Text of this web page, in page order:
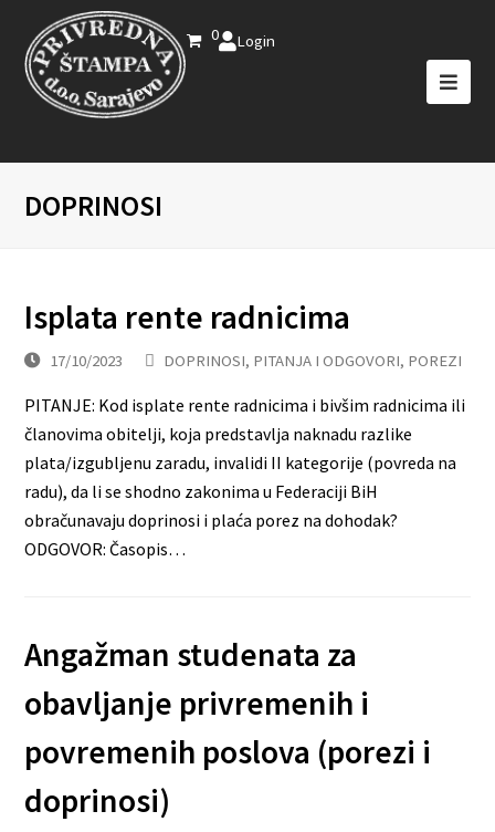
0 Login
DOPRINOSI
Isplata rente radnicima
17/10/2023 DOPRINOSI, PITANJA I ODGOVORI, POREZI
PITANJE: Kod isplate rente radnicima i bivšim radnicima ili
članovima obitelji, koja predstavlja naknadu razlike
plata/izgubljenu zaradu, invalidi II kategorije (povreda na
radu), da li se shodno zakonima u Federaciji BiH
obračunavaju doprinosi i plaća porez na dohodak?
ODGOVOR: Časopis…
Angažman studenata za
obavljanje privremenih i
povremenih poslova (porezi i
doprinosi)